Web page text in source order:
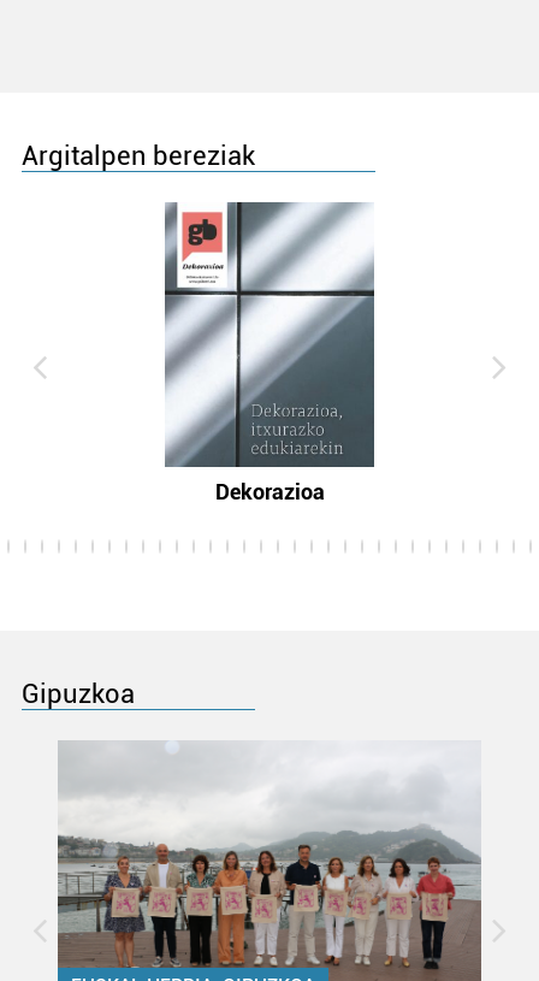
Argitalpen bereziak
Dekorazioa
Gipuzkoa